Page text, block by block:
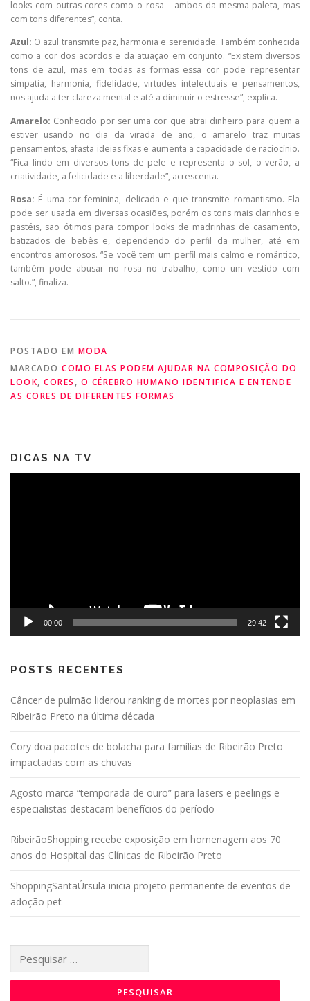
looks com outras cores como o rosa – ambos da mesma paleta, mas
com tons diferentes”, conta.
Azul: O azul transmite paz, harmonia e serenidade. Também conhecida
como a cor dos acordos e da atuação em conjunto. “Existem diversos
tons de azul, mas em todas as formas essa cor pode representar
simpatia, harmonia, fidelidade, virtudes intelectuais e pensamentos,
nos ajuda a ter clareza mental e até a diminuir o estresse”, explica.
Amarelo: Conhecido por ser uma cor que atrai dinheiro para quem a
estiver usando no dia da virada de ano, o amarelo traz muitas
pensamentos, afasta ideias fixas e aumenta a capacidade de raciocínio.
“Fica lindo em diversos tons de pele e representa o sol, o verão, a
criatividade, a felicidade e a liberdade”, acrescenta.
Rosa: É uma cor feminina, delicada e que transmite romantismo. Ela
pode ser usada em diversas ocasiões, porém os tons mais clarinhos e
pastéis, são ótimos para compor looks de madrinhas de casamento,
batizados de bebês e, dependendo do perfil da mulher, até em
encontros amorosos. “Se você tem um perfil mais calmo e romântico,
também pode abusar no rosa no trabalho, como um vestido com
salto.”, finaliza.
POSTADO EM MODA
MARCADO COMO ELAS PODEM AJUDAR NA COMPOSIÇÃO DO
LOOK, CORES , O CÉREBRO HUMANO IDENTIFICA E ENTENDE
AS CORES DE DIFERENTES FORMAS
DICAS NA TV
00:00 29:42
POSTS RECENTES
Câncer de pulmão liderou ranking de mortes por neoplasias em
Ribeirão Preto na última década
Cory doa pacotes de bolacha para famílias de Ribeirão Preto
impactadas com as chuvas
Agosto marca “temporada de ouro” para lasers e peelings e
especialistas destacam benefícios do período
RibeirãoShopping recebe exposição em homenagem aos 70
anos do Hospital das Clínicas de Ribeirão Preto
ShoppingSantaÚrsula inicia projeto permanente de eventos de
adoção pet
por: